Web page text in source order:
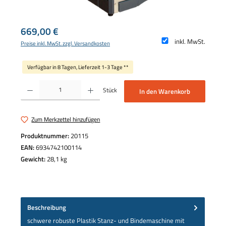
Regulärer Preis:
669,00 €
inkl. MwSt.
Preise inkl. MwSt. zzgl. Versandkosten
Verfügbar in 8 Tagen, Lieferzeit 1-3 Tage **
Produkt Anzahl: Gib den gewünschten Wert ein oder benutze die Schaltflächen um
Stück In den Warenkorb
Zum Merkzettel hinzufügen
Produktnummer:20115
EAN:6934742100114
Gewicht:28,1 kg
Beschreibung
schwere robuste Plastik Stanz- und Bindemaschine mit